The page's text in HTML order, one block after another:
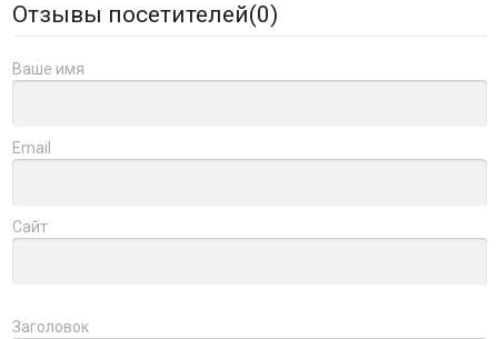
Отзывы посетителей(0)
Ваше имя
Email
Сайт
Заголовок